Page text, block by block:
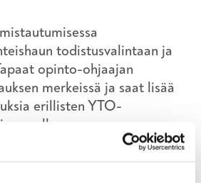
todistusvalintaan ja
opinto-ohjaajan
merkeissä ja saat lisää
erillisten YTO-
avulla.
aloittamaan